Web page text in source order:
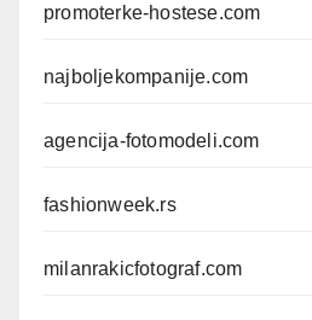
promoterke-hostese.com
najboljekompanije.com
agencija-fotomodeli.com
fashionweek.rs
milanrakicfotograf.com